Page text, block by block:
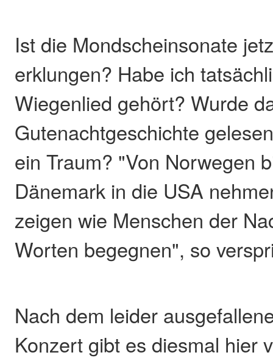
Ist die Mondscheinsonate
erklungen? Habe ich
Wiegenlied gehört? Wurde
Gutenachtgeschichte
ein Traum? "Von Norwegen
Dänemark in die USA
zeigen wie Menschen der
Worten begegnen", so
Nach dem leider
Konzert gibt es diesmal hier